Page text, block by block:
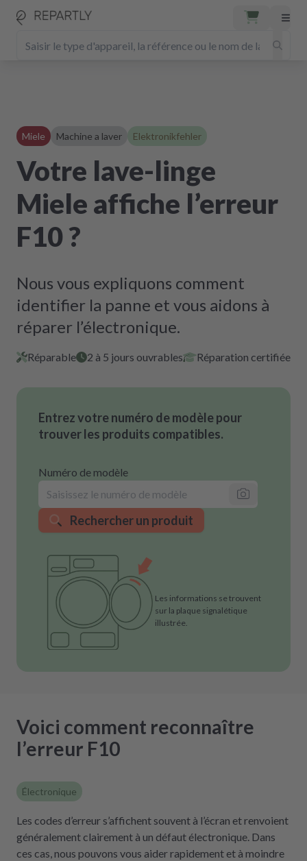
Miele Machine a laver Elektronikfehler
Votre lave-linge
Miele affiche l’erreur
F10 ?
Nous vous expliquons comment
identifier la panne et vous aidons à
réparer l’électronique.
Réparable 2 à 5 jours ouvrables Réparation certifiée
Entrez votre numéro de modèle pour
trouver les produits compatibles.
Numéro de modèle
Rechercher un produit
Les informations se trouvent
sur la plaque signalétique
illustrée.
Voici comment reconnaître
l’erreur F10
Électronique
Les codes d’erreur s’affichent souvent à l’écran et renvoient
généralement clairement à un défaut électronique. Dans
ces cas, nous pouvons vous aider rapidement et à moindre